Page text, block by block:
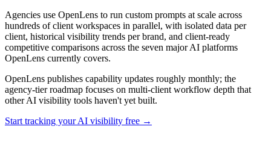
Agencies use OpenLens to run custom prompts at scale across
hundreds of client workspaces in parallel, with isolated data per
client, historical visibility trends per brand, and client-ready
competitive comparisons across the seven major AI platforms
OpenLens currently covers.
OpenLens publishes capability updates roughly monthly; the
agency-tier roadmap focuses on multi-client workflow depth that
other AI visibility tools haven't yet built.
Start tracking your AI visibility free →